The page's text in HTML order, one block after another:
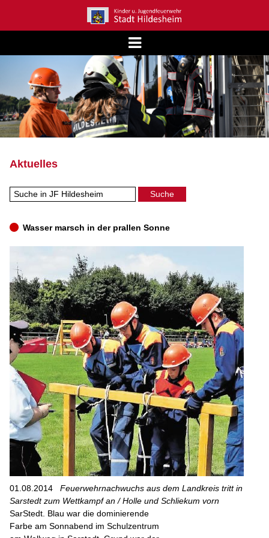
Aktuelles
Wasser marsch in der prallen Sonne
01.08.2014 Feuerwehrnachwuchs aus dem Landkreis tritt in
Sarstedt zum Wettkampf an / Holle und Schliekum vorn
SarStedt. Blau war die dominierende
Farbe am Sonnabend im Schulzentrum